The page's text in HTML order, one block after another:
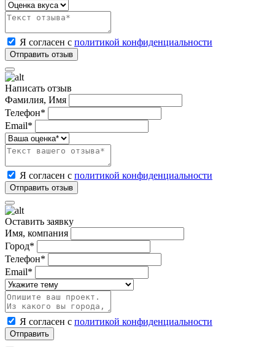
Я согласен с политикой конфиденциальности
Написать отзыв
Фамилия, Имя
Телефон*
Email*
Я согласен с политикой конфиденциальности
Оставить заявку
Имя, компания
Город*
Телефон*
Email*
Я согласен с политикой конфиденциальности